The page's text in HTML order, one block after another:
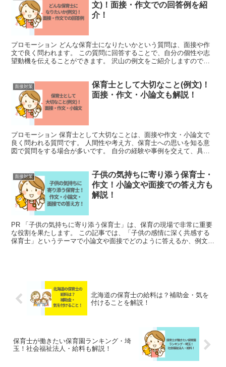
文)！面接・作文での回答例を紹
介！
プロモーション どんな保育士になりたいかという質問は、面接や作
文で良く問われます。 この質問に回答することで、自分の個性や志
望動機を伝えることができます。 沢山の例文をご紹介しますので、
面接対策
保育士として大切なこと(例文)！
面接・作文・小論文も解説！
プロモーション 保育士として大切なことは、面接や作文・小論文で
良く問われる質問です。 人間性や考え方、保育士への思いを知る意
図で質問をする場合が多いです。 自分の経験や事例を交えて、具体
面接対策
子供の気持ちに寄り添う保育士・
作文！小論文や面接での答え方も
解説！
PR 「子供の気持ちに寄り添う保育士」は、保育の現場で非常に重要
な役割を果たします。 この記事では、「子供の感情に深く共感する
保育士」というテーマで小論文や面接でどのように答えるか、例文を
北海道の保育士の給料は？補助金・気を
付けることを解説！
保育士が働きたい保育園ランキング・埼
玉！社会福祉法人・給料も解説！